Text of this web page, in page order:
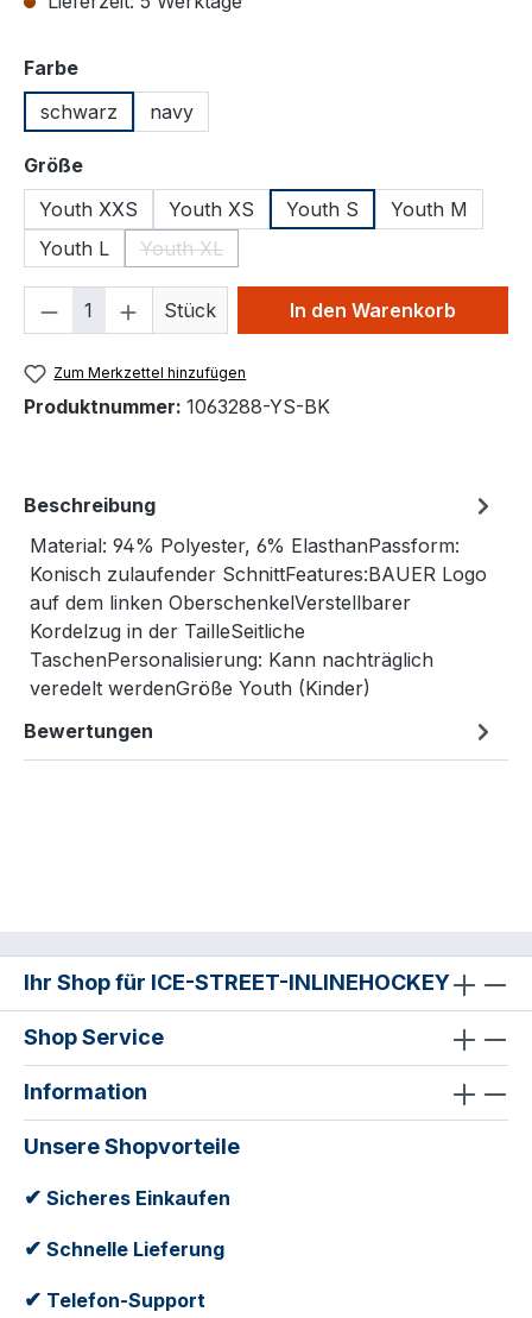
Farbeauswählen
schwarz
navy
Größeauswählen
Youth XXS
Youth XS Youth S
Youth M
Youth L
Youth XL
(Diese Option ist zurzeit nicht verfügbar.)
Produkt Anzahl: Gib den
Stück In den Warenkorb
Zum Merkzettel hinzufügen
Produktnummer: 1063288-YS-BK
Beschreibung
Material: 94% Polyester, 6% ElasthanPassform:
Konisch zulaufender SchnittFeatures:BAUER Logo
auf dem linken OberschenkelVerstellbarer
Kordelzug in der TailleSeitliche
TaschenPersonalisierung: Kann nachträglich
veredelt werdenGröße Youth (Kinder)
Bewertungen
Ihr Shop für ICE-STREET-INLINEHOCKEY
Shop Service
Information
Unsere Shopvorteile
✔ Sicheres Einkaufen
✔ Schnelle Lieferung
✔ Telefon-Support